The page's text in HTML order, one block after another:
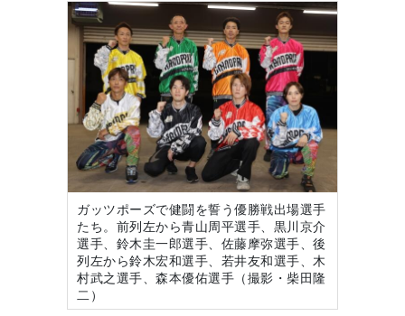
ガッツポーズで健闘を誓う優勝戦出場選手
たち。前列左から青山周平選手、黒川京介
選手、鈴木圭一郎選手、佐藤摩弥選手、後
列左から鈴木宏和選手、若井友和選手、木
村武之選手、森本優佑選手（撮影・柴田隆
二）